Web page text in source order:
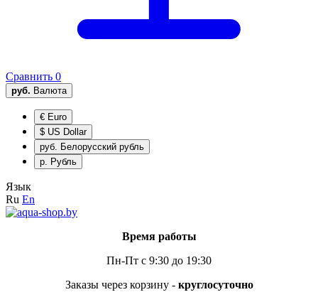
Сравнить 0
руб. Валюта
€ Euro
$ US Dollar
руб. Белорусский рубль
р. Рубль
Язык
Ru En
Время работы
Пн-Пт с 9:30 до 19:30
Заказы через корзину - круглосуточно